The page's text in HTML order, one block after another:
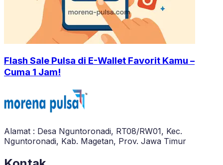
Flash Sale Pulsa di E-Wallet Favorit Kamu –
Cuma 1 Jam!
Alamat : Desa Nguntoronadi, RT08/RW01, Kec.
Nguntoronadi, Kab. Magetan, Prov. Jawa Timur